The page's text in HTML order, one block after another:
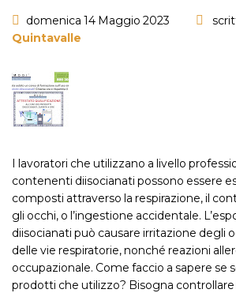
domenica 14 Maggio 2023
Quintavalle
I lavoratori che utilizzano a livello
contenenti diisocianati possono essere
composti attraverso la respirazione, il
gli occhi, o l’ingestione accidentale.
diisocianati può causare irritazione degli
delle vie respiratorie, nonché reazioni
occupazionale. Come faccio a sapere se
prodotti che utilizzo? Bisogna controllare